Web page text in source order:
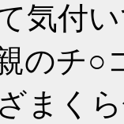
気付
のチ
まく